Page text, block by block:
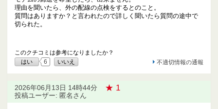
理由を聞いたら、外の配線の点検をするとのこと。
質問はありますか？と言われたので詳しく聞いたら質問の途中で
切られた。
このクチコミは参考になりましたか？
はい
6 いいえ 不適切情報の通報
2026年06月13日 14時44分 ★ 1
投稿ユーザー: 匿名さん